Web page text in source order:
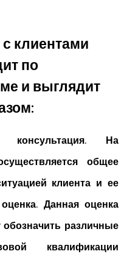
клиентами
по
и выглядит
консультация. На
общее
клиента и ее
Данная оценка
различные
квалификации